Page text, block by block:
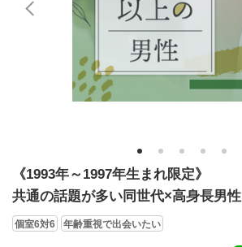
1 2 3 4 5
《1993年～1997年生まれ限定》
共通の話題が多い同世代×高身長男性
個室6対6 年齢重視で出会いたい